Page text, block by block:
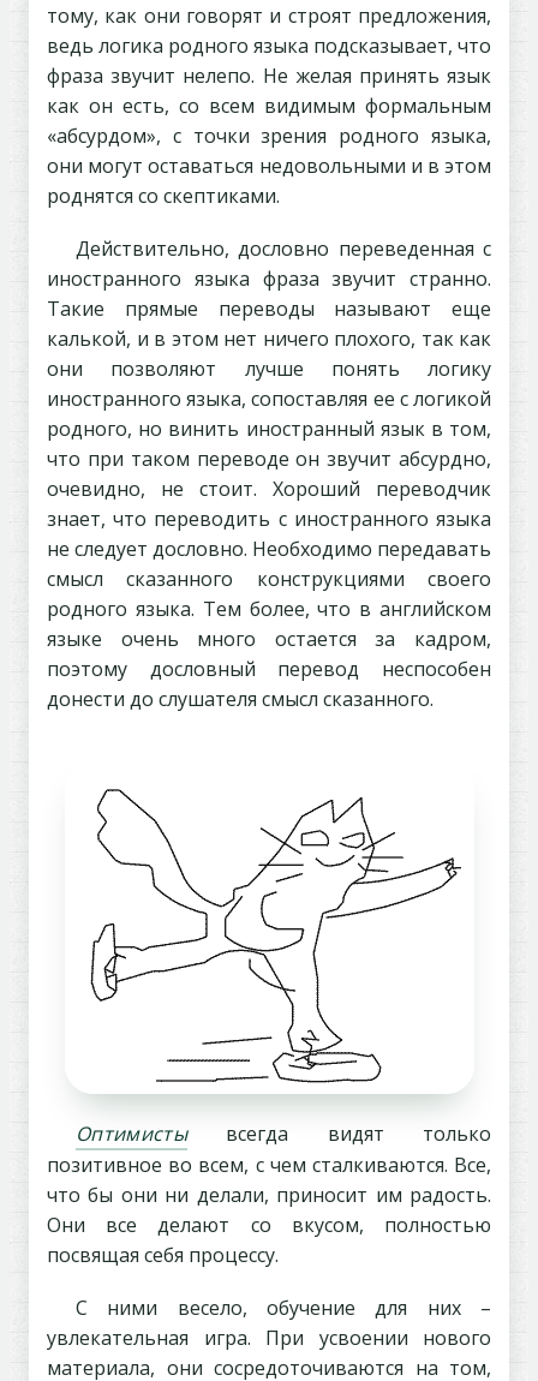
тому, как они говорят и строят предложения,
ведь логика родного языка подсказывает, что
фраза звучит нелепо. Не желая принять язык
как он есть, со всем видимым формальным
«абсурдом», с точки зрения родного языка,
они могут оставаться недовольными и в этом
роднятся со скептиками.
Действительно, дословно переведенная с
иностранного языка фраза звучит странно.
Такие прямые переводы называют еще
калькой, и в этом нет ничего плохого, так как
они позволяют лучше понять логику
иностранного языка, сопоставляя ее с логикой
родного, но винить иностранный язык в том,
что при таком переводе он звучит абсурдно,
очевидно, не стоит. Хороший переводчик
знает, что переводить с иностранного языка
не следует дословно. Необходимо передавать
смысл сказанного конструкциями своего
родного языка. Тем более, что в английском
языке очень много остается за кадром,
поэтому дословный перевод неспособен
донести до слушателя смысл сказанного.
Оптимистывсегда видят только
позитивное во всем, с чем сталкиваются. Все,
что бы они ни делали, приносит им радость.
Они все делают со вкусом, полностью
посвящая себя процессу.
С ними весело, обучение для них –
увлекательная игра. При усвоении нового
материала, они сосредоточиваются на том,